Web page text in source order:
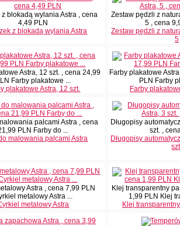
z blokadą wylania Astra , cena
4,49 PLN
z blokadą wylania Astra
Zestaw pędzli z
5 , cena
Zestaw pędzli z
5
Astra, 12 szt. , cena 24,99
Farby plakatowe ...
plakatowe Astra, 12 szt.
Farby plakatowe
PLN Farby
Farby
palcami Astra , cena
PLN Farby do ...
malowania palcami Astra
Długopisy
szt. ,
Długopisy
Astra , cena 7,99 PLN
metalowy Astra ...
metalowy Astra
Klej transparentny
1,99 PLN Klej
Klej